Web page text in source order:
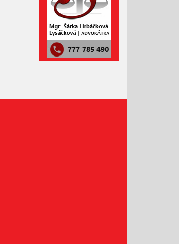
Leden 2021
Prosinec 2020
Listopad 2020
Říjen 2020